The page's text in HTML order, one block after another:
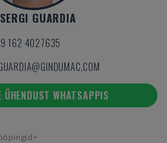
SERGI GUARDIA
162 4027635
ÜHENDUST WHATSAPPIS